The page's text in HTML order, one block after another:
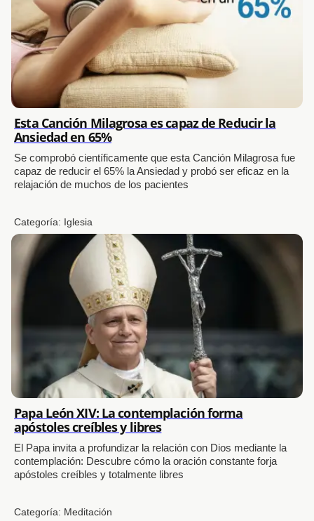
Esta Canción Milagrosa es capaz de Reducir la
Ansiedad en 65%
Se comprobó científicamente que esta Canción Milagrosa fue
capaz de reducir el 65% la Ansiedad y probó ser eficaz en la
relajación de muchos de los pacientes
Categoría: Iglesia
Papa León XIV: La contemplación forma
apóstoles creíbles y libres
El Papa invita a profundizar la relación con Dios mediante la
contemplación: Descubre cómo la oración constante forja
apóstoles creíbles y totalmente libres
Categoría: Meditación